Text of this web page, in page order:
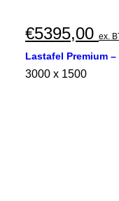
€5395,00 ex.
Lastafel Premium
3000 x 1500